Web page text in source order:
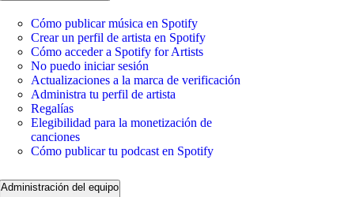
Cómo publicar música en Spotify
Crear un perfil de artista en Spotify
Cómo acceder a Spotify for Artists
No puedo iniciar sesión
Actualizaciones a la marca de verificación
Administra tu perfil de artista
Regalías
Elegibilidad para la monetización de
canciones
Cómo publicar tu podcast en Spotify
Administración del equipo